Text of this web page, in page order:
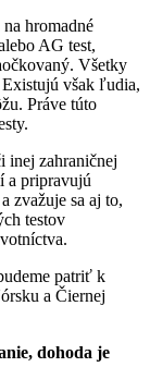
hromadné
AG test,
Všetky
Existujú však ľudia,
Práve túto
inej zahraničnej
a pripravujú
zvažuje sa aj to,
testov
patriť k
a Čiernej
dohoda je